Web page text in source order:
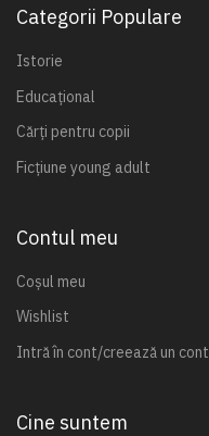
Categorii Populare
Istorie
Educațional
Cărți pentru copii
Ficțiune young adult
Contul meu
Coșul meu
Wishlist
Intră în cont/creează un cont
Cine suntem